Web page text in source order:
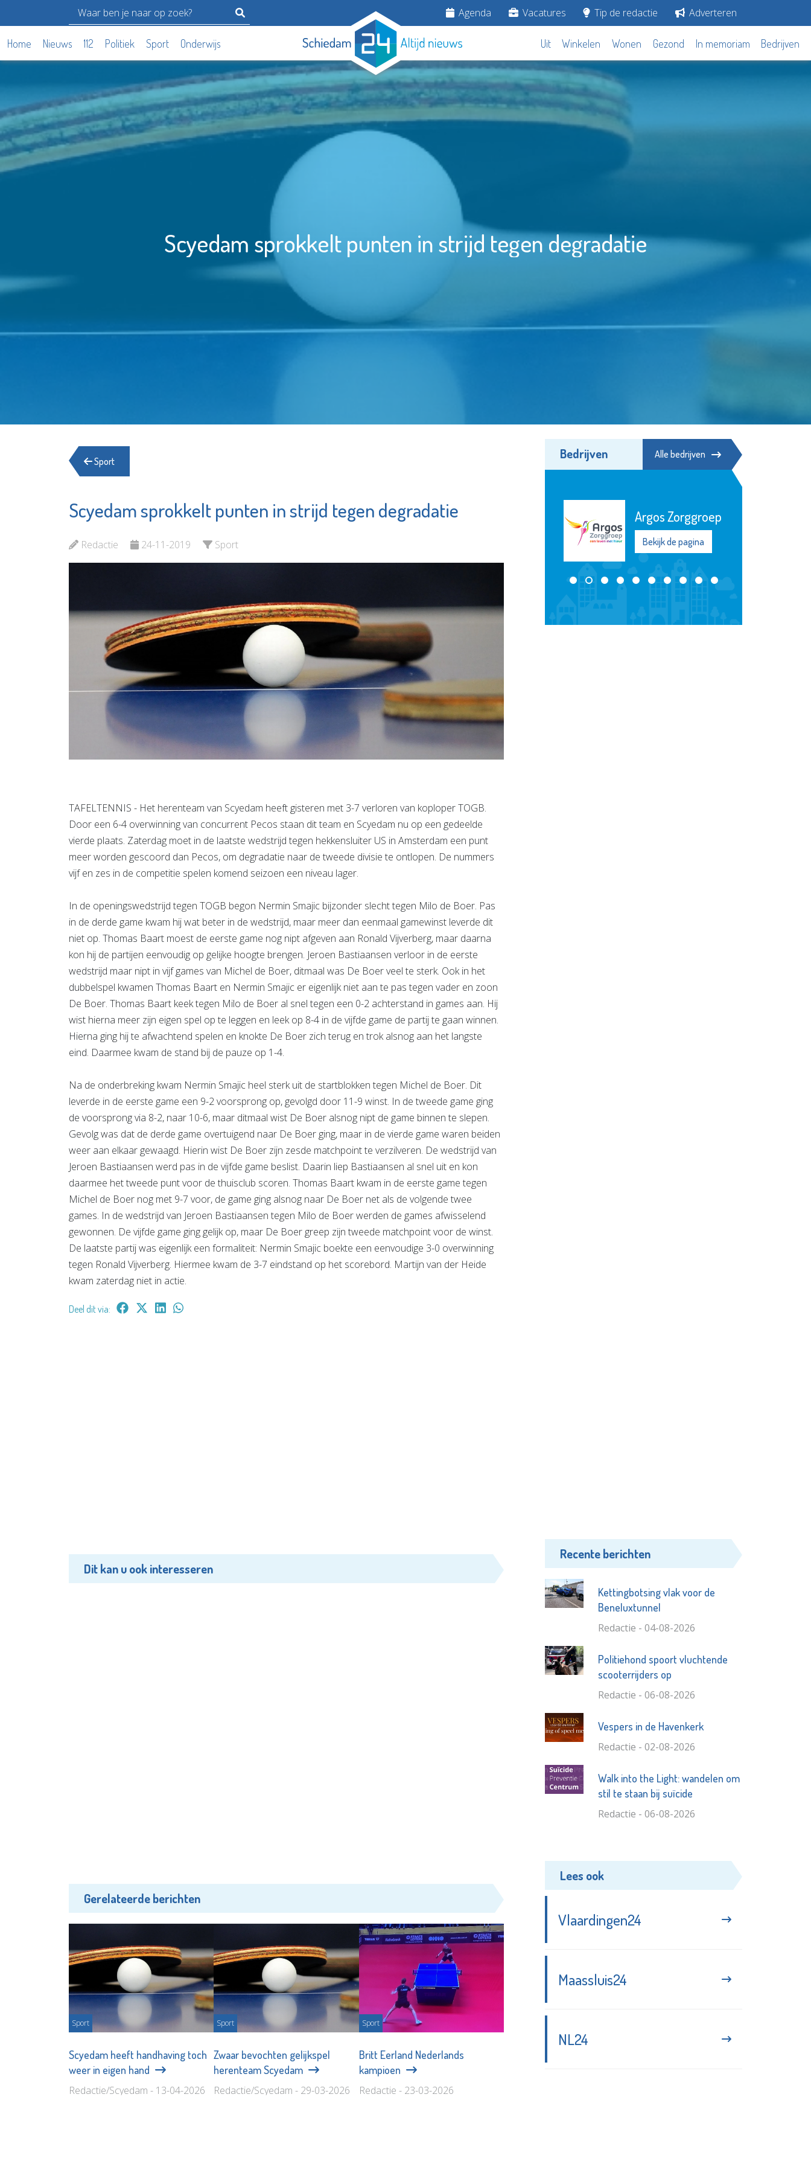
Agenda Vacatures Tip de redactie Adverteren
Home Nieuws 112 Politiek Sport Onderwijs Uit Winkelen Wonen Gezond In memoriam Bedrijven
Scyedam sprokkelt punten in strijd tegen degradatie
Sport
Scyedam sprokkelt punten in strijd tegen degradatie
Redactie 24-11-2019 Sport
TAFELTENNIS - Het herenteam van Scyedam heeft gisteren met 3-7 verloren van koploper TOGB.
Door een 6-4 overwinning van concurrent Pecos staan dit team en Scyedam nu op een gedeelde
vierde plaats. Zaterdag moet in de laatste wedstrijd tegen hekkensluiter US in Amsterdam een punt
meer worden gescoord dan Pecos, om degradatie naar de tweede divisie te ontlopen. De nummers
vijf en zes in de competitie spelen komend seizoen een niveau lager.
In de openingswedstrijd tegen TOGB begon Nermin Smajic bijzonder slecht tegen Milo de Boer. Pas
in de derde game kwam hij wat beter in de wedstrijd, maar meer dan eenmaal gamewinst leverde dit
niet op. Thomas Baart moest de eerste game nog nipt afgeven aan Ronald Vijverberg, maar daarna
kon hij de partijen eenvoudig op gelijke hoogte brengen. Jeroen Bastiaansen verloor in de eerste
wedstrijd maar nipt in vijf games van Michel de Boer, ditmaal was De Boer veel te sterk. Ook in het
dubbelspel kwamen Thomas Baart en Nermin Smajic er eigenlijk niet aan te pas tegen vader en zoon
De Boer. Thomas Baart keek tegen Milo de Boer al snel tegen een 0-2 achterstand in games aan. Hij
wist hierna meer zijn eigen spel op te leggen en leek op 8-4 in de vijfde game de partij te gaan winnen.
Hierna ging hij te afwachtend spelen en knokte De Boer zich terug en trok alsnog aan het langste
eind. Daarmee kwam de stand bij de pauze op 1-4.
Na de onderbreking kwam Nermin Smajic heel sterk uit de startblokken tegen Michel de Boer. Dit
leverde in de eerste game een 9-2 voorsprong op, gevolgd door 11-9 winst. In de tweede game ging
de voorsprong via 8-2, naar 10-6, maar ditmaal wist De Boer alsnog nipt de game binnen te slepen.
Gevolg was dat de derde game overtuigend naar De Boer ging, maar in de vierde game waren beiden
weer aan elkaar gewaagd. Hierin wist De Boer zijn zesde matchpoint te verzilveren. De wedstrijd van
Jeroen Bastiaansen werd pas in de vijfde game beslist. Daarin liep Bastiaansen al snel uit en kon
daarmee het tweede punt voor de thuisclub scoren. Thomas Baart kwam in de eerste game tegen
Michel de Boer nog met 9-7 voor, de game ging alsnog naar De Boer net als de volgende twee
games. In de wedstrijd van Jeroen Bastiaansen tegen Milo de Boer werden de games afwisselend
gewonnen. De vijfde game ging gelijk op, maar De Boer greep zijn tweede matchpoint voor de winst.
De laatste partij was eigenlijk een formaliteit: Nermin Smajic boekte een eenvoudige 3-0 overwinning
tegen Ronald Vijverberg. Hiermee kwam de 3-7 eindstand op het scorebord. Martijn van der Heide
kwam zaterdag niet in actie.
Deel dit via:
Dit kan u ook interesseren
Gerelateerde berichten
Sport
Scyedam heeft handhaving toch
weer in eigen hand
Redactie/Scyedam - 13-04-2026
Sport
Zwaar bevochten gelijkspel
herenteam Scyedam
Redactie/Scyedam - 29-03-2026
Sport
Britt Eerland Nederlands
kampioen
Redactie - 23-03-2026
Bedrijven Alle bedrijven
Bekijk de pagina
Franciscus YETS Foundation Argos Zorggroep
Bekijk de pagina
Recente berichten
Kettingbotsing vlak voor de
Beneluxtunnel
Redactie - 04-08-2026
Politiehond spoort vluchtende
scooterrijders op
Redactie - 06-08-2026
Vespers in de Havenkerk
Redactie - 02-08-2026
Walk into the Light: wandelen om
stil te staan bij suïcide
Redactie - 06-08-2026
Lees ook
Vlaardingen24
Maassluis24
NL24